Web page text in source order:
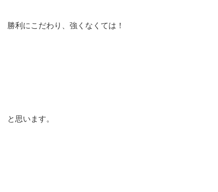
勝利にこだわり、強くなくては！
と思います。